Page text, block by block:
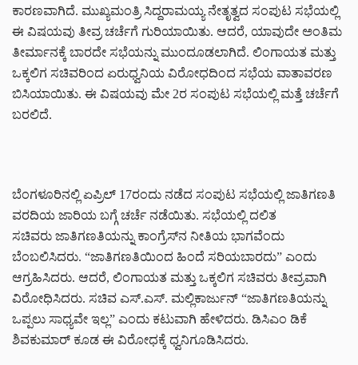
ಕಾರಣವಾಗಿದೆ. ಮುಖ್ಯಮಂತ್ರಿ ಸಿದ್ದರಾಮಯ್ಯ ನೇತೃತ್ವದ ಸಂಪುಟ ಸಭೆಯಲ್ಲಿ
ಈ ವಿಷಯವು ತೀವ್ರ ಚರ್ಚೆಗೆ ಗುರಿಯಾಯಿತು. ಆದರೆ, ಯಾವುದೇ ಅಂತಿಮ
ತೀರ್ಮಾನಕ್ಕೆ ಬಾರದೇ ಸಭೆಯನ್ನು ಮುಂದೂಡಲಾಗಿದೆ. ಲಿಂಗಾಯತ ಮತ್ತು
ಒಕ್ಕಲಿಗ ಸಚಿವರಿಂದ ಏರುಧ್ವನಿಯ ವಿರೋಧದಿಂದ ಸಭೆಯ ವಾತಾವರಣ
ಬಿಸಿಯಾಯಿತು. ಈ ವಿಷಯವು ಮೇ 2ರ ಸಂಪುಟ ಸಭೆಯಲ್ಲಿ ಮತ್ತೆ ಚರ್ಚೆಗೆ
ಬರಲಿದೆ.
ಬೆಂಗಳೂರಿನಲ್ಲಿ ಏಪ್ರಿಲ್ 17ರಂದು ನಡೆದ ಸಂಪುಟ ಸಭೆಯಲ್ಲಿ ಜಾತಿಗಣತಿ
ವರದಿಯ ಜಾರಿಯ ಬಗ್ಗೆ ಚರ್ಚೆ ನಡೆಯಿತು. ಸಭೆಯಲ್ಲಿ ದಲಿತ
ಸಚಿವರು ಜಾತಿಗಣತಿಯನ್ನು ಕಾಂಗ್ರೆಸ್‌ನ ನೀತಿಯ ಭಾಗವೆಂದು
ಬೆಂಬಲಿಸಿದರು. “ಜಾತಿಗಣತಿಯಿಂದ ಹಿಂದೆ ಸರಿಯಬಾರದು” ಎಂದು
ಆಗ್ರಹಿಸಿದರು. ಆದರೆ, ಲಿಂಗಾಯತ ಮತ್ತು ಒಕ್ಕಲಿಗ ಸಚಿವರು ತೀವ್ರವಾಗಿ
ವಿರೋಧಿಸಿದರು. ಸಚಿವ ಎಸ್‌.ಎಸ್. ಮಲ್ಲಿಕಾರ್ಜುನ್ “ಜಾತಿಗಣತಿಯನ್ನು
ಒಪ್ಪಲು ಸಾಧ್ಯವೇ ಇಲ್ಲ” ಎಂದು ಕಟುವಾಗಿ ಹೇಳಿದರು. ಡಿಸಿಎಂ ಡಿಕೆ
ಶಿವಕುಮಾರ್ ಕೂಡ ಈ ವಿರೋಧಕ್ಕೆ ಧ್ವನಿಗೂಡಿಸಿದರು.